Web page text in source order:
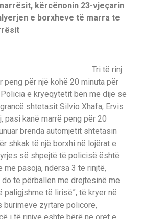
kërcënonin 23-vjeçarin
e borxheve të marra te
Tri të rinj
peng për një kohë 20 minuta për
e kryeqytetit bën me dije se
shtetasit Silvio Xhafa, Ervis
pasi kanë marrë peng për 20
brenda automjetit shtetasin
shkak të një borxhi në lojërat e
së shpejtë të policisë është
me pasoja, ndërsa 3 të rinjtë,
të përballen me drejtësinë me
paligjshme të lirisë”, të kryer në
burimeve zyrtare policore,